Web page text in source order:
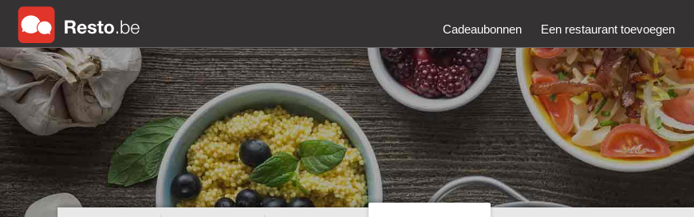
Cadeaubonnen Een restaurant toevoegen